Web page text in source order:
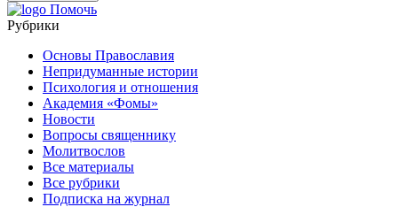
Помочь
Рубрики
Основы Православия
Непридуманные истории
Психология и отношения
Академия «Фомы»
Новости
Вопросы священнику
Молитвослов
Все материалы
Все рубрики
Подписка на журнал